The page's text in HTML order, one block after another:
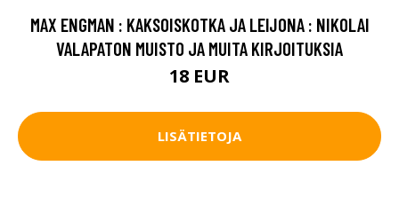
MAX ENGMAN : KAKSOISKOTKA JA LEIJONA : NIKOLAI
VALAPATON MUISTO JA MUITA KIRJOITUKSIA
18 EUR
LISÄTIETOJA